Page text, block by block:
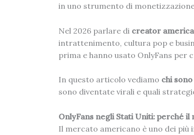
in uno strumento di
Nel 2026 parlare di creator
intrattenimento, cultura pop e
prima e hanno usato OnlyFans
In questo articolo vediamo chi
sono diventate virali e quali
OnlyFans negli Stati Uniti: perché
Il mercato americano è uno dei